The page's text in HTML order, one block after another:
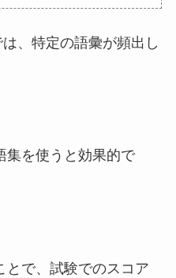
、特定の語彙が頻出し
集を使うと効果的で
とで、試験でのスコア